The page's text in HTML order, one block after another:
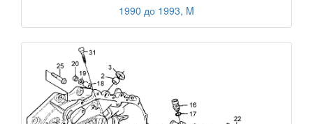
1990 до 1993, M